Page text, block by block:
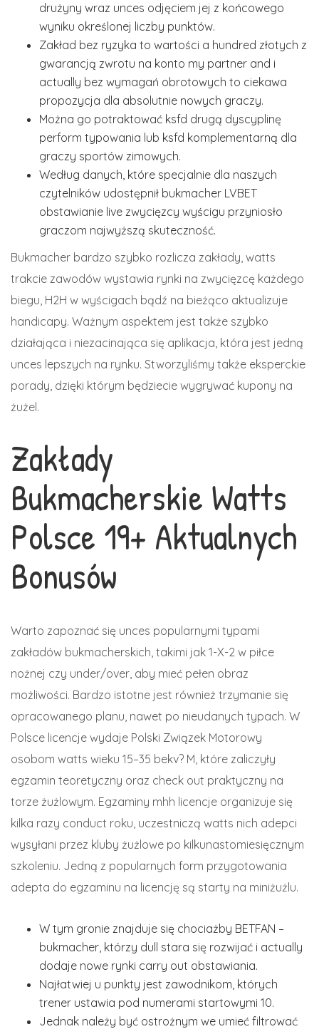
drużyny wraz unces odjęciem jej z końcowego
wyniku określonej liczby punktów.
Zakład bez ryzyka to wartości a hundred złotych z
gwarancją zwrotu na konto my partner and i
actually bez wymagań obrotowych to ciekawa
propozycja dla absolutnie nowych graczy.
Można go potraktować ksfd drugą dyscyplinę
perform typowania lub ksfd komplementarną dla
graczy sportów zimowych.
Według danych, które specjalnie dla naszych
czytelników udostępnił bukmacher LVBET
obstawianie live zwycięzcy wyścigu przyniosło
graczom najwyższą skuteczność.
Bukmacher bardzo szybko rozlicza zakłady, watts
trakcie zawodów wystawia rynki na zwycięzcę każdego
biegu, H2H w wyścigach bądź na bieżąco aktualizuje
handicapy. Ważnym aspektem jest także szybko
działająca i niezacinająca się aplikacja, która jest jedną
unces lepszych na rynku. Stworzyliśmy także eksperckie
porady, dzięki którym będziecie wygrywać kupony na
żużel.
Zakłady
Bukmacherskie Watts
Polsce 19+ Aktualnych
Bonusów
Warto zapoznać się unces popularnymi typami
zakładów bukmacherskich, takimi jak 1-X-2 w piłce
nożnej czy under/over, aby mieć pełen obraz
możliwości. Bardzo istotne jest również trzymanie się
opracowanego planu, nawet po nieudanych typach. W
Polsce licencje wydaje Polski Związek Motorowy
osobom watts wieku 15–35 bekv? M, które zaliczyły
egzamin teoretyczny oraz check out praktyczny na
torze żużlowym. Egzaminy mhh licencje organizuje się
kilka razy conduct roku, uczestniczą watts nich adepci
wysyłani przez kluby żużlowe po kilkunastomiesięcznym
szkoleniu. Jedną z popularnych form przygotowania
adepta do egzaminu na licencję są starty na miniżużlu.
W tym gronie znajduje się chociażby BETFAN –
bukmacher, którzy dull stara się rozwijać i actually
dodaje nowe rynki carry out obstawiania.
Najłatwiej u punkty jest zawodnikom, których
trener ustawia pod numerami startowymi 10.
Jednak należy być ostrożnym we umieć filtrować